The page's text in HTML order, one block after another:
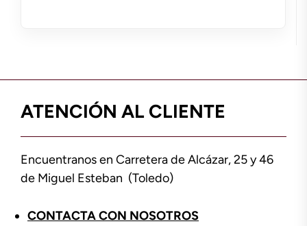
ATENCIÓN AL CLIENTE
Encuentranos en Carretera de Alcázar, 25 y 46
de Miguel Esteban (Toledo)
CONTACTA CON NOSOTROS